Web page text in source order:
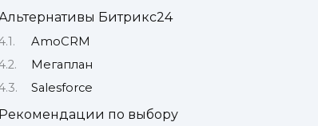
Битрикс24
AmoCRM
Мегаплан
Salesforce
Рекомендации по выбору